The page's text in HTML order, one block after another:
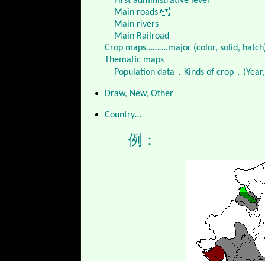
Main roads
Main rivers
Main Railroad
Crop maps……….major (color, solid,
Thematic maps
Population data，Kinds of crop，
Draw, New, Other
Country…
例：